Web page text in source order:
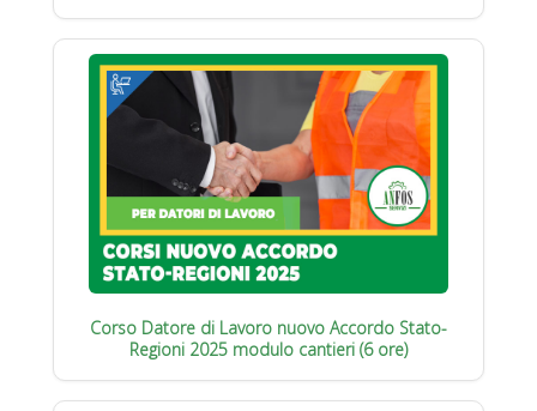
Corso Datore di Lavoro nuovo Accordo Stato-
Regioni 2025 modulo cantieri (6 ore)